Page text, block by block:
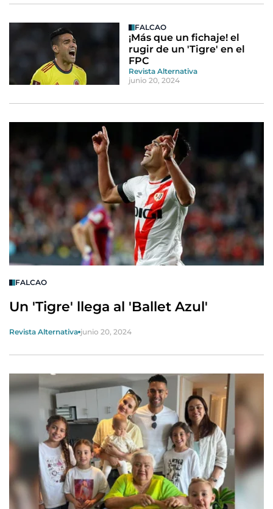
FALCAO
¡Más que un fichaje! el
rugir de un 'Tigre' en el
FPC
Revista Alternativa
junio 20, 2024
FALCAO
Un 'Tigre' llega al 'Ballet Azul'
Revista Alternativa junio 20, 2024